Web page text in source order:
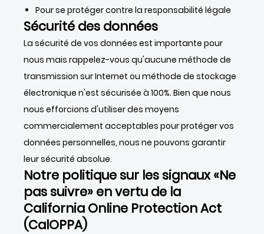
Pour se protéger contre la responsabilité légale
Sécurité des données
La sécurité de vos données est importante pour
nous mais rappelez-vous qu'aucune méthode de
transmission sur Internet ou méthode de stockage
électronique n'est sécurisée à 100%. Bien que nous
nous efforcions d'utiliser des moyens
commercialement acceptables pour protéger vos
données personnelles, nous ne pouvons garantir
leur sécurité absolue.
Notre politique sur les signaux «Ne
pas suivre» en vertu de la
California Online Protection Act
(CalOPPA)